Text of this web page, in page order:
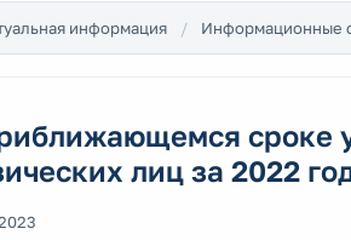
информация Информационные
сроке
лиц за 2022